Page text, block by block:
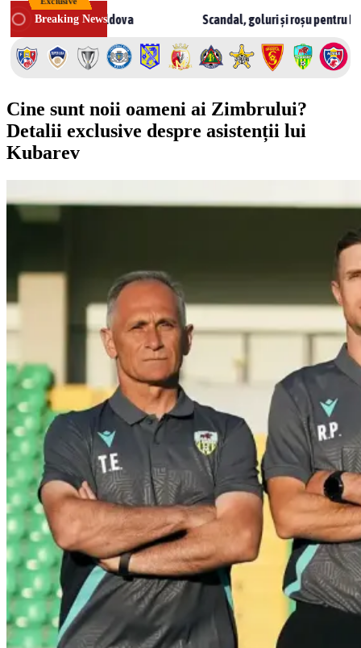
Skip
to
content
Breaking News
în Moldova Scandal, goluri și roșu pentru Rusnac! CSF
Cine sunt noii oameni ai Zimbrului?
Detalii exclusive despre asistenții lui
Kubarev